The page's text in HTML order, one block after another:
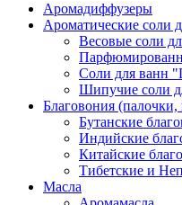
Аромадиффузеры
Ароматические соли
Весовые соли
Соли для ванн
Шипучие соли
Благовония
Бутанские
Индийские
Китайские
Тибетские и
Масла